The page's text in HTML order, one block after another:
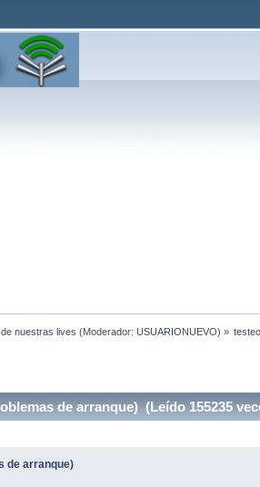
nuestras lives (Moderador: USUARIONUEVO) »
de arranque) (Leído 155235
de arranque)